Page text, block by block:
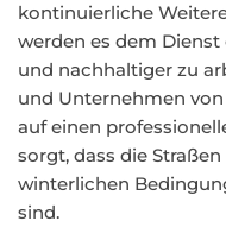
kontinuierliche
werden es dem
und nachhaltiger zu
und Unternehmen
auf einen
sorgt, dass die
winterlichen
sind.